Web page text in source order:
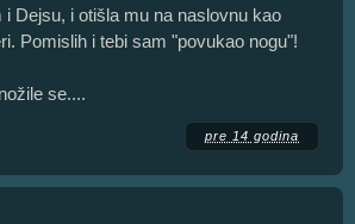
i Dejsu, i otišla mu na naslovnu kao
Pomislih i tebi sam "povukao nogu"!
se....
pre 14 godina